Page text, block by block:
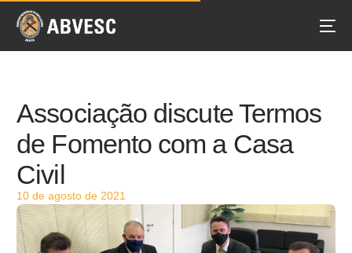
Associação discute Termos
de Fomento com a Casa
Civil
10 de agosto de 2021